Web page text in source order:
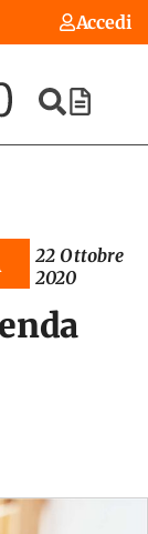
Accedi
22 Ottobre
2020